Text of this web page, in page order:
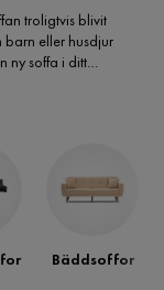
troligtvis blivit
barn eller husdjur
ny soffa i ditt
och mer
än någonsin att
Bäddsoffor